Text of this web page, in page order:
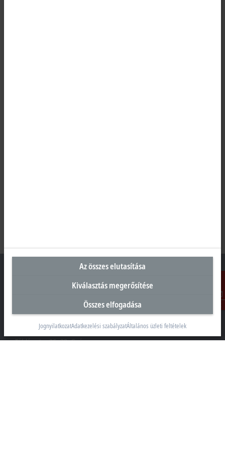
Kontakt
Magyarországi központ
1097 Budapest
Táblás utca 36–38. G. ép.
Az összes elutasítása
Kiválasztás megerősítése
Összes elfogadása
JognyilatkozatAdatkezelési szabályzatÁltalános üzleti feltételek